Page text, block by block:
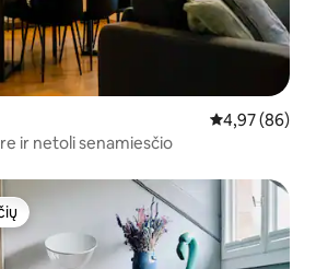
Vidutinis
4,97 (86)
ir netoli senamiesčio